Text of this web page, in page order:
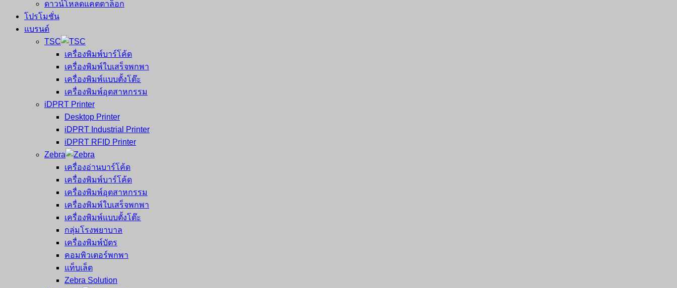
ดาวน์โหลดแคตตาล็อก
โปรโมชั่น
แบรนด์
TSC
เครื่องพิมพ์บาร์โค้ด
เครื่องพิมพ์ใบเสร็จพกพา
เครื่องพิมพ์แบบตั้งโต๊ะ
เครื่องพิมพ์อุตสาหกรรม
iDPRT Printer
Desktop Printer
iDPRT Industrial Printer
iDPRT RFID Printer
Zebra
เครื่องอ่านบาร์โค้ด
เครื่องพิมพ์บาร์โค้ด
เครื่องพิมพ์อุตสาหกรรม
เครื่องพิมพ์ใบเสร็จพกพา
เครื่องพิมพ์แบบตั้งโต๊ะ
กลุ่มโรงพยาบาล
เครื่องพิมพ์บัตร
คอมพิวเตอร์พกพา
แท็บเล็ต
Zebra Solution